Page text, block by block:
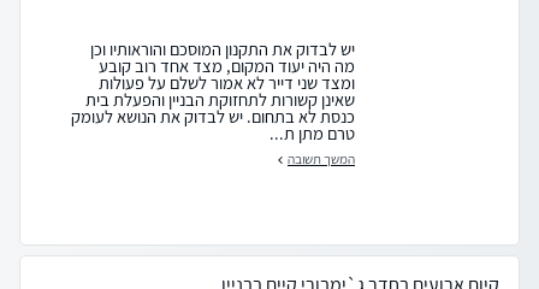
יש לבדוק את התקנון המוסכם והוראותיו וכן
מה היה יעוד המקום, מצד אחד רוב קובע
ומצד שני דייר לא אמור לשלם על פעולות
שאינן קשורות לתחזוקת הבניין והפעלת בית
כנסת לא בתחום. יש לבדוק את הנושא לעומק
טרם מתן ת...
המשך תשובה